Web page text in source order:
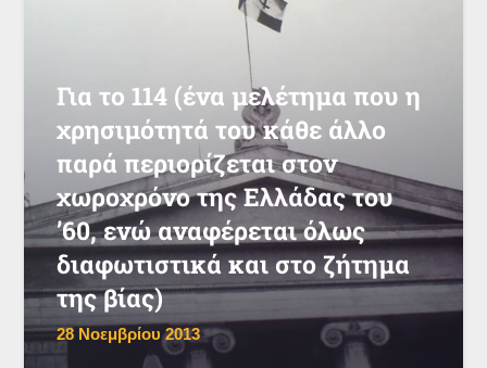
Για το 114 (ένα μελέτημα που η
χρησιμότητά του κάθε άλλο
παρά περιορίζεται στον
χωροχρόνο της Ελλάδας του
’60, ενώ αναφέρεται όλως
διαφωτιστικά και στο ζήτημα
της βίας)
28 Νοεμβρίου 2013